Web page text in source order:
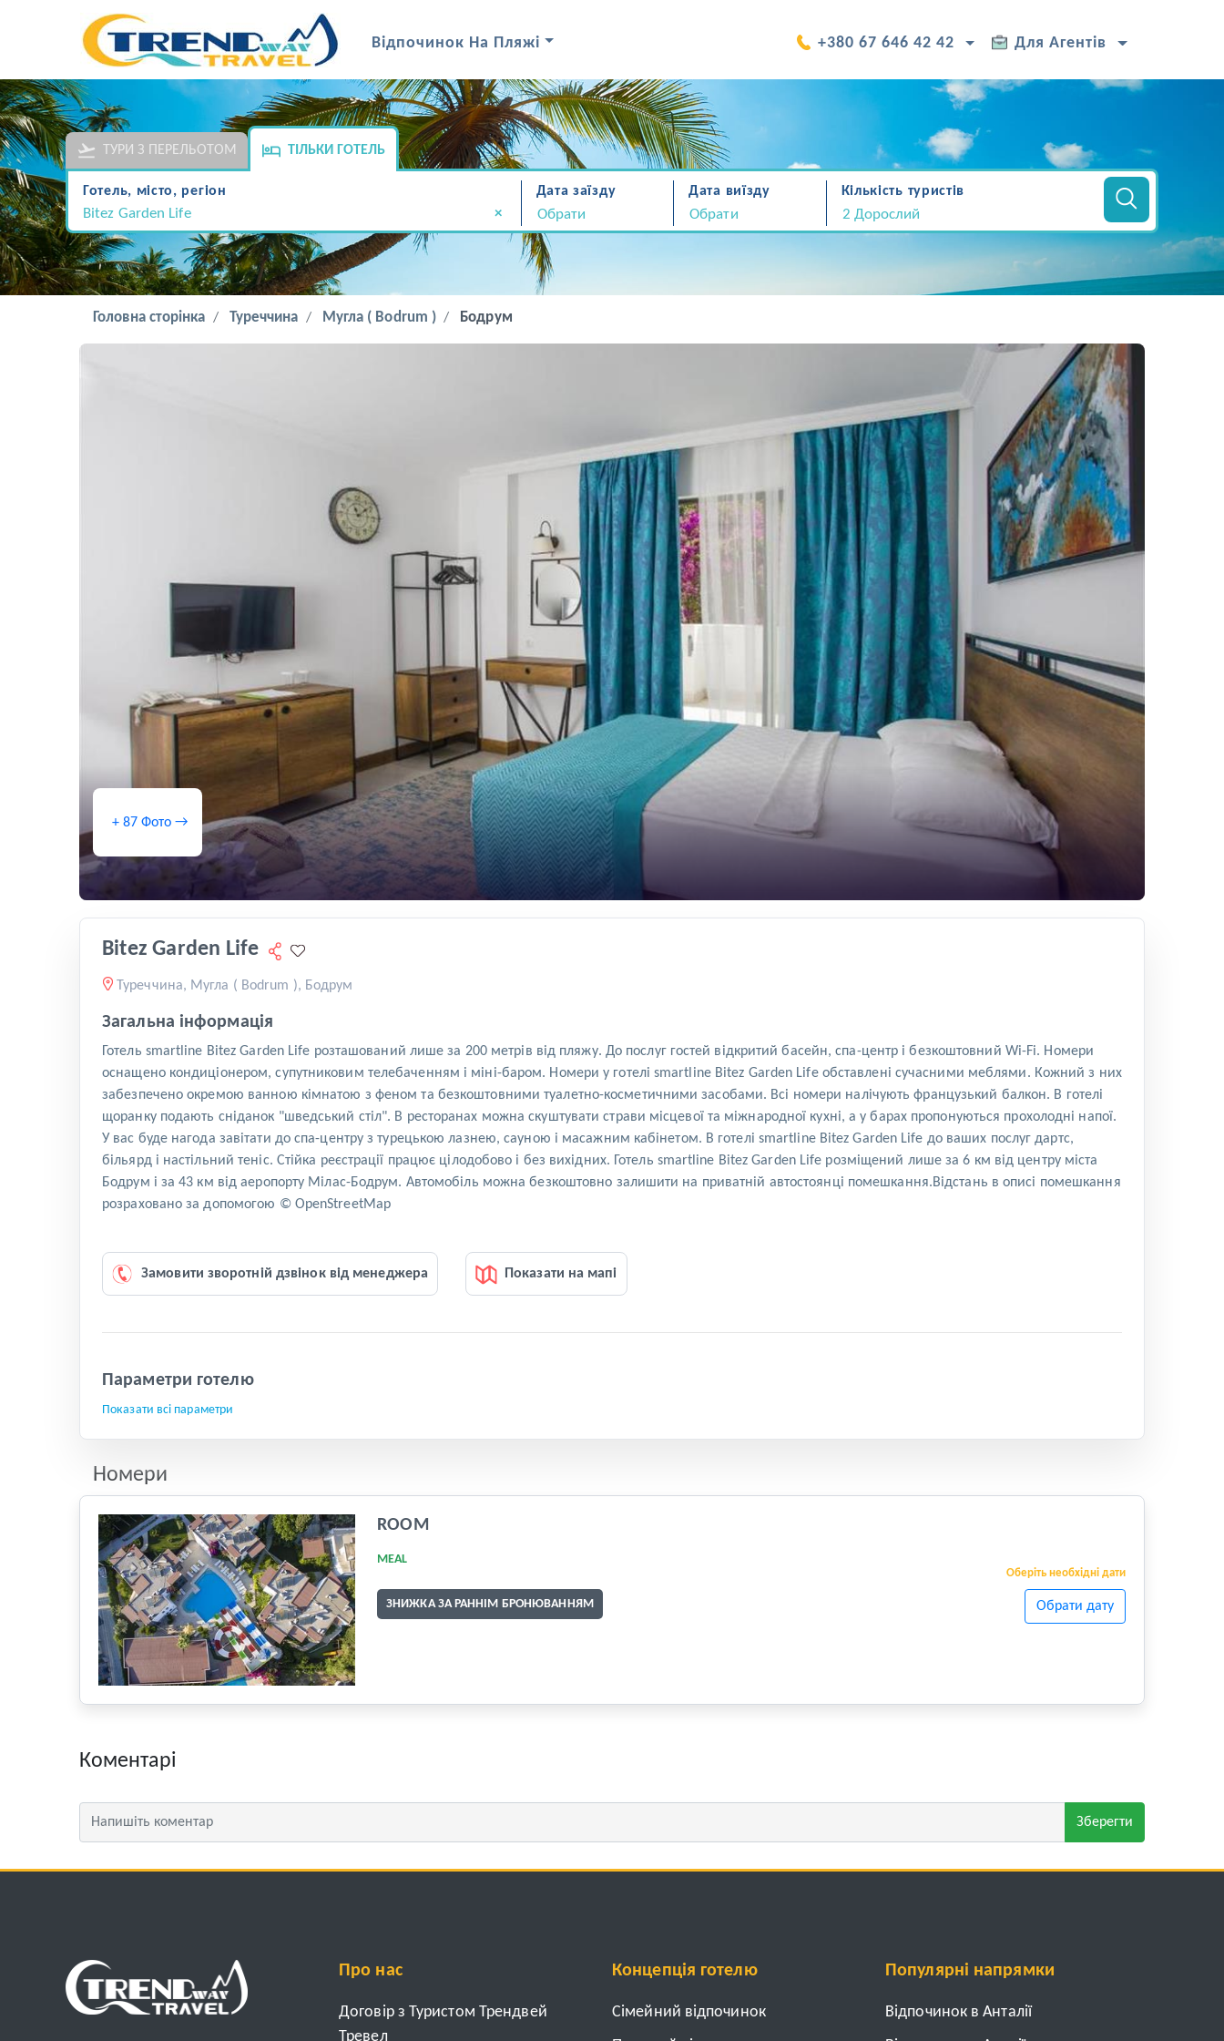
Відпочинок На Пляжі +380 67 646 42 42 Для Агентів
ТУРИ З ПЕРЕЛЬОТОМ ТІЛЬКИ ГОТЕЛЬ
Готель, місто, регіон
×
Bitez Garden Life
Дата заїзду Дата виїзду Кількість туристів
Головна сторінка Туреччина Мугла ( Bodrum ) Бодрум
+ 87 Фото →
Bitez Garden Life
Туреччина, Мугла ( Bodrum ), Бодрум
Загальна інформація
Готель smartline Bitez Garden Life розташований лише за 200 метрів від пляжу. До послуг гостей відкритий басейн, спа-центр і безкоштовний Wi-Fi. Номери
оснащено кондиціонером, супутниковим телебаченням і міні-баром. Номери у готелі smartline Bitez Garden Life обставлені сучасними меблями. Кожний з них
забезпечено окремою ванною кімнатою з феном та безкоштовними туалетно-косметичними засобами. Всі номери налічують французький балкон. В готелі
щоранку подають сніданок "шведський стіл". В ресторанах можна скуштувати страви місцевої та міжнародної кухні, а у барах пропонуються прохолодні напої.
У вас буде нагода завітати до спа-центру з турецькою лазнею, сауною і масажним кабінетом. В готелі smartline Bitez Garden Life до ваших послуг дартс,
більярд і настільний теніс. Стійка реєстрації працює цілодобово і без вихідних. Готель smartline Bitez Garden Life розміщений лише за 6 км від центру міста
Бодрум і за 43 км від аеропорту Мілас-Бодрум. Автомобіль можна безкоштовно залишити на приватній автостоянці помешкання.Відстань в описі помешкання
розраховано за допомогою © OpenStreetMap
Замовити зворотній дзвінок від менеджера Показати на мапі
Параметри готелю
Показати всі параметри
Номери
ROOM
MEAL
ЗНИЖКА ЗА РАННІМ БРОНЮВАННЯМ
Оберіть необхідні дати
Обрати дату
Коментарі
Зберегти
Про нас
Договір з Туристом Трендвей
Тревел
Концепція готелю
Cімейний відпочинок
Популярні напрямки
Відпочинок в Анталії